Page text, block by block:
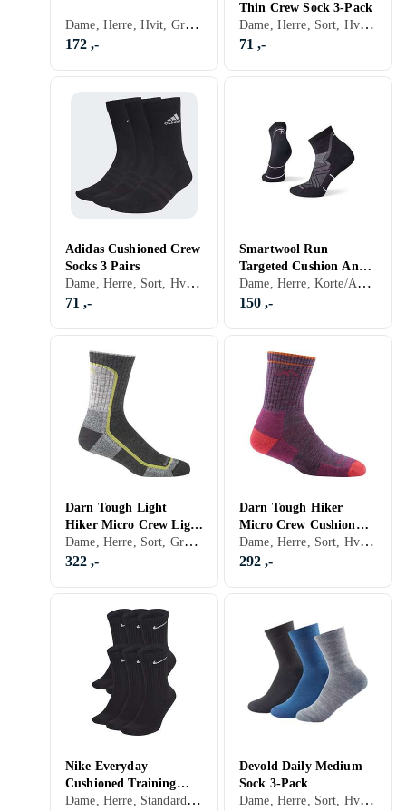
Dame, Herre, Hvit, Grå, Blå, Rød, Gul, Grønn, Beige, Rosa
172 ,-
Thin Crew Sock 3-Pack
Dame, Herre, Sort, Hvit, Grå, Beige, Rosa
71 ,-
Adidas Cushioned Crew
Socks 3 Pairs
Dame, Herre, Sort, Hvit, Grå, Brun, Blå, Rød, Gul, Grønn, Beige, Rosa, Lilla
71 ,-
Smartwool Run
Targeted Cushion Ankle
Socks
Dame, Herre, Korte/Ankelsokker, Sort, Hvit, Grå, Brun, Blå, Gul, Oransje, Grønn, Rosa, Lilla
150 ,-
Darn Tough Light
Hiker Micro Crew Light
Cushion Sock (Herre)Dame, Herre, Sort, Grå, Brun, Blå, Oransje, Grønn
322 ,-
Darn Tough Hiker
Micro Crew Cushion
Sock
Dame, Herre, Sort, Hvit, Grå, Turkis, Brun, Blå, Rød, Oransje, Grønn, Beige, Lilla
292 ,-
Nike Everyday
Cushioned Training
Crew Socks 6-Pack
Dame, Herre, Standard, Sort, Hvit, Grå, Blå, Gul, Oransje, Grønn, Beige, Rosa
Devold Daily Medium
Sock 3-Pack
Dame, Herre, Sort, Hvit, Grå, Blå, Rød, Rosa